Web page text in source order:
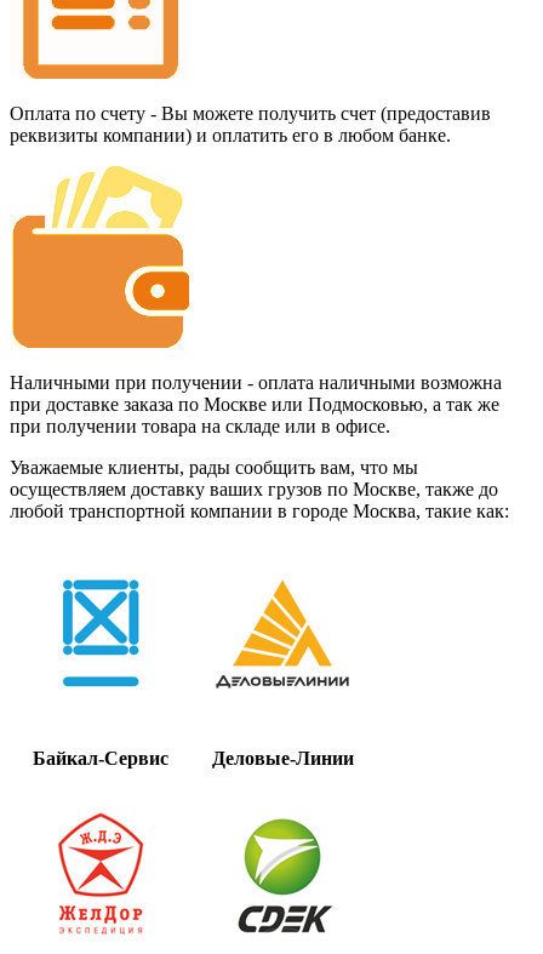
Оплата по счету - Вы можете получить счет (предоставив
реквизиты компании) и оплатить его в любом банке.
Наличными при получении - оплата наличными возможна
при доставке заказа по Москве или Подмосковью, а так же
при получении товара на складе или в офисе.
Уважаемые клиенты, рады сообщить вам, что мы
осуществляем доставку ваших грузов по Москве, также до
любой транспортной компании в городе Москва, такие как:
Байкал-Сервис Деловые-Линии